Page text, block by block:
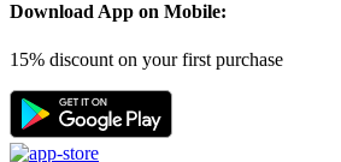
Download App on Mobile:
15% discount on your first purchase